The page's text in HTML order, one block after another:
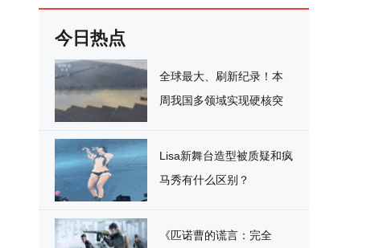
今日热点
全球最大、刷新纪录！本
周我国多领域实现硬核突
Lisa新舞台造型被质疑和疯
马秀有什么区别？
《匹诺曹的谎言：完全